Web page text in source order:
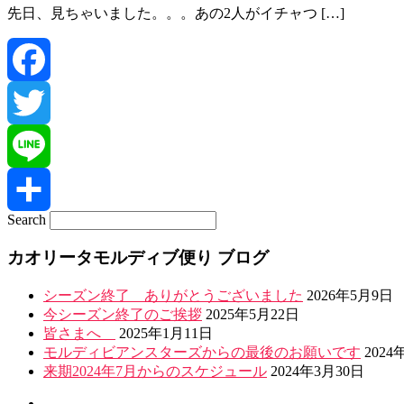
先日、見ちゃいました。。。あの2人がイチャつ […]
Facebook
Twitter
Line
Search
カオリータモルディブ便り ブログ
シーズン終了 ありがとうございました 2026年5月9日
今シーズン終了のご挨拶 2025年5月22日
皆さまへ
2025年1月11日
モルディビアンスターズからの最後のお願いです 2024
来期2024年7月からのスケジュール 2024年3月30日